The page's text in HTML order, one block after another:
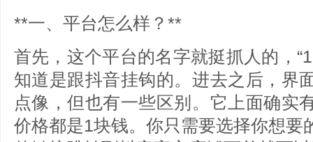
**一、平台怎么样？**
首先，这个平台的名字就挺抓人的，
知道是跟抖音挂钩的。进去之后，界
点像，但也有一些区别。它上面确实
价格都是1块钱。你只需要选择你想要